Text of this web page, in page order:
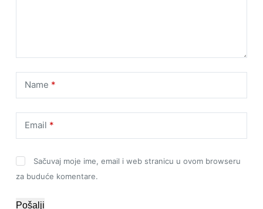
Name *
Email *
Sačuvaj moje ime, email i web stranicu u ovom browseru
za buduće komentare.
Pošalji